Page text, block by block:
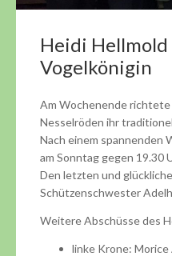
Heidi Hellmold
Vogelkönigin
Am Wochenende
Nesselröden ihr
Nach einem spannenden
am Sonntag gegen 19.30
Den letzten und
Schützenschwester
Weitere Abschüsse des
linke Krone: Morice